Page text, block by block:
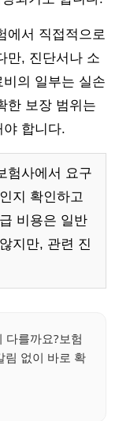
에서 직접적으로
만, 진단서나 소
의 일부는 실손
한 보장 범위는
합니다.
험사에서 요구
지 확인하고
비용은 일반
지만, 관련 진
다를까요?보험
림 없이 바로 확